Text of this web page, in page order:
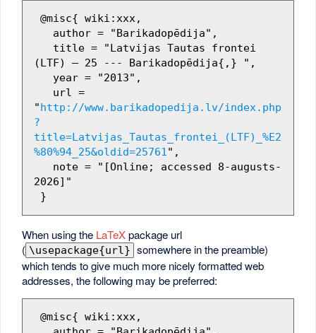
(LTF) — 25 --- Barikadopēdija{,} ",
"http://www.barikadopedija.lv/index.php
?
title=Latvijas_Tautas_frontei_(LTF)_%E2
%80%94_25&oldid=25761",
2026]"
When using the LaTeXpackage url
( \usepackage{url} somewhere in the preamble)
which tends to give much more nicely formatted web
addresses, the following may be preferred: